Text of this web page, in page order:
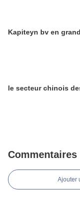
Kapiteyn bv en
le secteur chinois
Commentaires
Ajouter